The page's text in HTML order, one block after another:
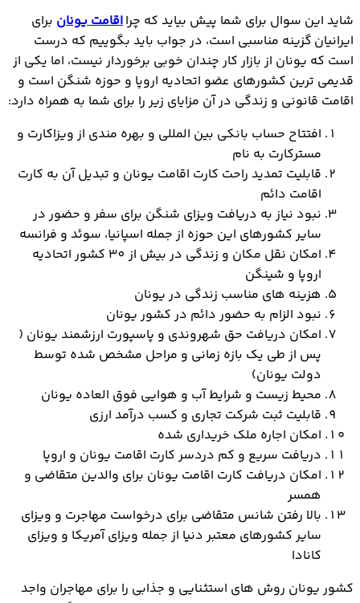
شاید این سوال برای شما پیش بیاید که چرااقامت یونان برای
ایرانیان گزینه مناسبی است، در جواب باید بگوییم که درست
است که یونان از بازار کار چندان خوبی برخوردار نیست، اما یکی از
قدیمی ترین کشورهای عضو اتحادیه اروپا و حوزه شنگن است و
اقامت قانونی و زندگی در آن مزایای زیر را برای شما به همراه دارد:
افتتاح حساب بانکی بین المللی و بهره مندی از ویزاکارت و
مسترکارت به نام
قابلیت تمدید راحت کارت اقامت یونان و تبدیل آن به کارت
اقامت دائم
نبود نیاز به دریافت ویزای شنگن برای سفر و حضور در
سایر کشورهای این حوزه از جمله اسپانیا، سوئد و فرانسه
امکان نقل مکان و زندگی در بیش از 30 کشور اتحادیه
اروپا و شینگن
هزینه های مناسب زندگی در یونان
نبود الزام به حضور دائم در کشور یونان
امکان دریافت حق شهروندی و پاسپورت ارزشمند یونان (
پس از طی یک بازه زمانی و مراحل مشخص شده توسط
دولت یونان)
محیط زیست و شرایط آب و هوایی فوق العاده یونان
قابلیت ثبت شرکت تجاری و کسب درآمد ارزی
امکان اجاره ملک خریداری شده
دریافت سریع و کم دردسر کارت اقامت یونان و اروپا
امکان دریافت کارت اقامت یونان برای والدین متقاضی و
همسر
بالا رفتن شانس متقاضی برای درخواست مهاجرت و ویزای
سایر کشورهای معتبر دنیا از جمله ویزای آمریکا و ویزای
کانادا
کشور یونان روش های استثنایی و جذابی را برای مهاجران واجد